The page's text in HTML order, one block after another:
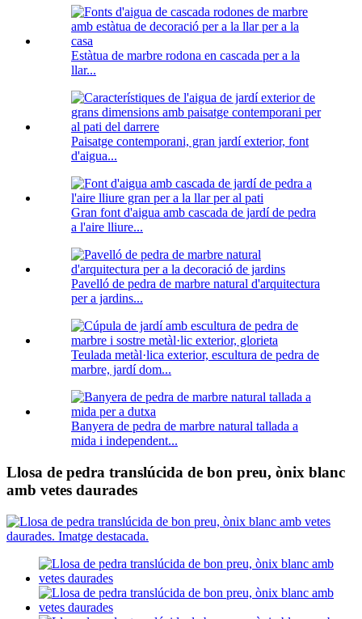
Estàtua de marbre rodona en cascada per a la
llar...
Paisatge contemporani, gran jardí exterior, font
d'aigua...
Gran font d'aigua amb cascada de jardí de pedra
a l'aire lliure...
Pavelló de pedra de marbre natural d'arquitectura
per a jardins...
Teulada metàl·lica exterior, escultura de pedra de
marbre, jardí dom...
Banyera de pedra de marbre natural tallada a
mida i independent...
Llosa de pedra translúcida de bon preu, ònix blanc
amb vetes daurades